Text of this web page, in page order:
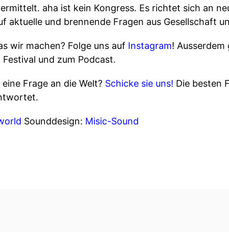
aha ist kein Kongress. Es richtet sich an
aktuelle und brennende Fragen aus Gesellschaft
wir machen? Folge uns auf Instagram! Ausserdem
und zum Podcast.
Frage an die Welt? Schicke sie uns! Die besten
Sounddesign: Misic-Sound